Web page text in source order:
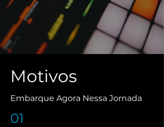
Motivos
Embarque Agora Nessa Jornada
01